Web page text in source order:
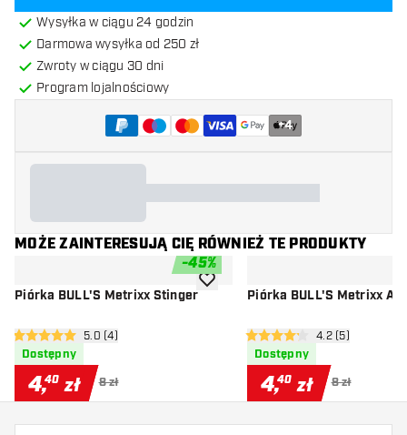
Wysyłka w ciągu 24 godzin
Darmowa wysyłka od 250 zł
Zwroty w ciągu 30 dni
Program lojalnościowy
+4
MOŻE ZAINTERESUJĄ CIĘ RÓWNIEŻ TE PRODUKTY
-45%
Piórka BULL'S Metrixx Stinger
otwórz panel recenzji
5 gwiazdki oceny5.0 (4)
Dostępny
4,40 zł 8 zł
dodaj do listy życzeń
Piórka BULL'S Metrixx
otwórz panel
4.2 gwiazdki oceny
4.2 (5)
Dostępny
4,40 zł 8 zł